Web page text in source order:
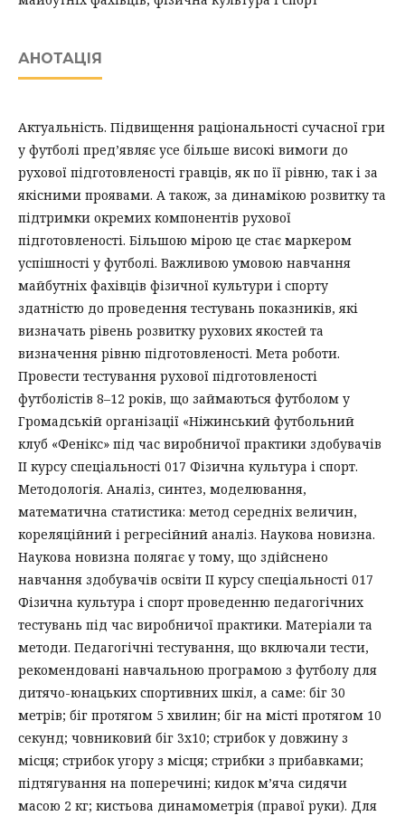
АНОТАЦІЯ
Актуальність. Підвищення раціональності сучасної гри
у футболі пред’являє усе більше високі вимоги до
рухової підготовленості гравців, як по її рівню, так і за
якісними проявами. А також, за динамікою розвитку та
підтримки окремих компонентів рухової
підготовленості. Більшою мірою це стає маркером
успішності у футболі. Важливою умовою навчання
майбутніх фахівців фізичної культури і спорту
здатністю до проведення тестувань показників, які
визначать рівень розвитку рухових якостей та
визначення рівню підготовленості. Мета роботи.
Провести тестування рухової підготовленості
футболістів 8–12 років, що займаються футболом у
Громадській організації «Ніжинський футбольний
клуб «Фенікс» під час виробничої практики здобувачів
ІІ курсу спеціальності 017 Фізична культура і спорт.
Методологія. Аналіз, синтез, моделювання,
математична статистика: метод середніх величин,
кореляційний і регресійний аналіз. Наукова новизна.
Наукова новизна полягає у тому, що здійснено
навчання здобувачів освіти ІІ курсу спеціальності 017
Фізична культура і спорт проведенню педагогічних
тестувань під час виробничої практики. Матеріали та
методи. Педагогічні тестування, що включали тести,
рекомендовані навчальною програмою з футболу для
дитячо-юнацьких спортивних шкіл, а саме: біг 30
метрів; біг протягом 5 хвилин; біг на місті протягом 10
секунд; човниковий біг 3х10; стрибок у довжину з
місця; стрибок угору з місця; стрибки з прибавками;
підтягування на поперечині; кидок м’яча сидячи
масою 2 кг; кистьова динамометрія (правої руки). Для